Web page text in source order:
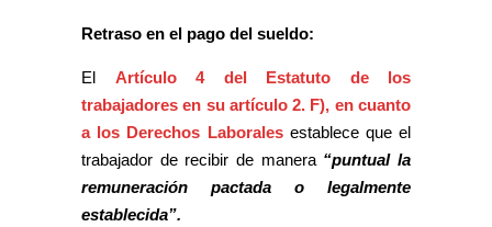
Retraso en el pago del sueldo:
El Artículo 4 del Estatuto de los
trabajadores en su artículo 2. F), en cuanto
a los Derechos Laborales establece que el
trabajador de recibir de manera “puntual la
remuneración pactada o legalmente
establecida”.